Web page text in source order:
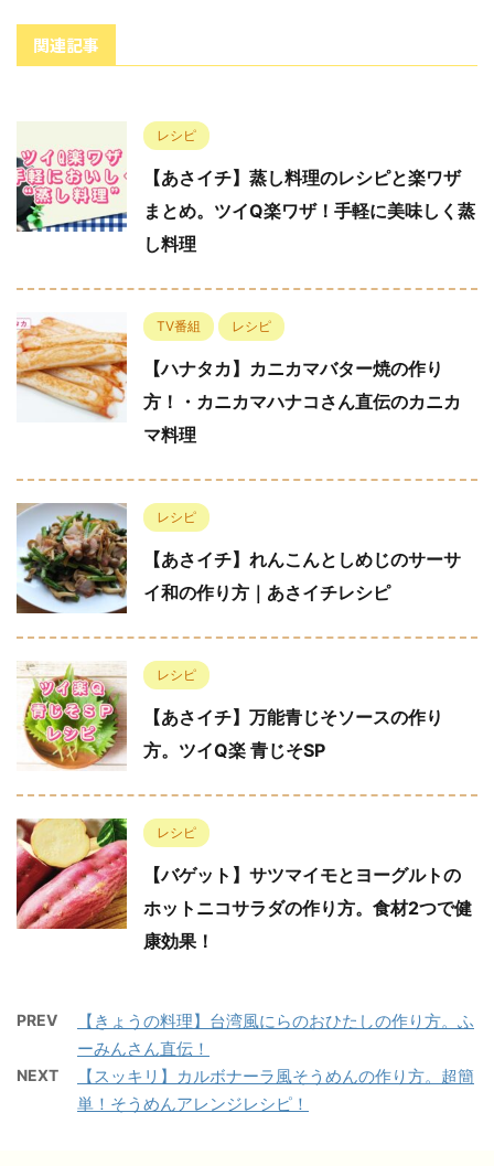
関連記事
レシピ
【あさイチ】蒸し料理のレシピと楽ワザ
まとめ。ツイQ楽ワザ！手軽に美味しく蒸
し料理
TV番組 レシピ
【ハナタカ】カニカマバター焼の作り
方！・カニカマハナコさん直伝のカニカ
マ料理
レシピ
【あさイチ】れんこんとしめじのサーサ
イ和の作り方｜あさイチレシピ
レシピ
【あさイチ】万能青じそソースの作り
方。ツイQ楽 青じそSP
レシピ
【バゲット】サツマイモとヨーグルトの
ホットニコサラダの作り方。食材2つで健
康効果！
PREV
【きょうの料理】台湾風にらのおひたしの作り方。ふ
ーみんさん直伝！
NEXT
【スッキリ】カルボナーラ風そうめんの作り方。超簡
単！そうめんアレンジレシピ！